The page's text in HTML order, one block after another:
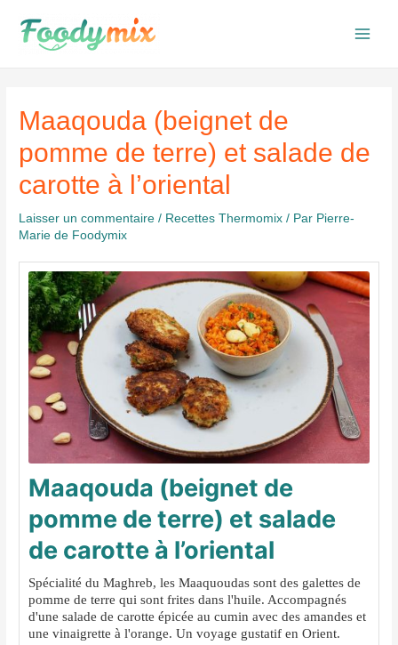
contenu
Maaqouda (beignet de
pomme de terre) et salade de
carotte à l’oriental
Laisser un commentaire / Recettes Thermomix / Par Pierre-
Marie de Foodymix
Maaqouda (beignet de
pomme de terre) et salade
de carotte à l’oriental
Spécialité du Maghreb, les Maaquoudas sont des galettes de
pomme de terre qui sont frites dans l'huile. Accompagnés
d'une salade de carotte épicée au cumin avec des amandes et
une vinaigrette à l'orange. Un voyage gustatif en Orient.